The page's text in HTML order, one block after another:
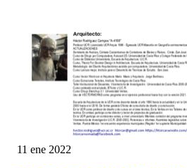
11 ene 2022